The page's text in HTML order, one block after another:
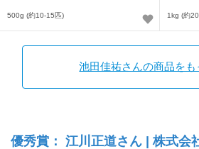
500g (約10-15匹) 1kg (約
池田佳祐さんの商品をも
優秀賞： 江川正道さん | 株式会